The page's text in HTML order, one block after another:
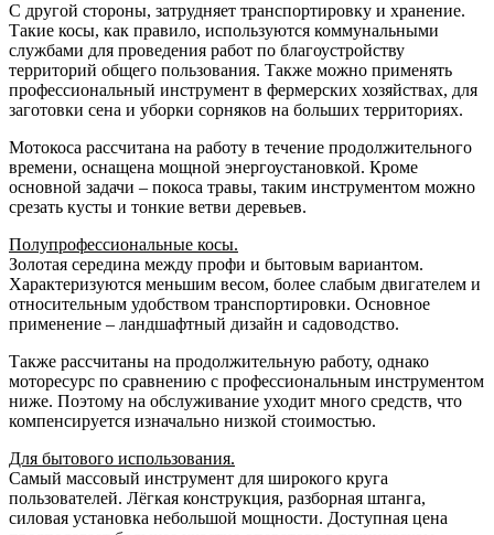
С другой стороны, затрудняет транспортировку и хранение.
Такие косы, как правило, используются коммунальными
службами для проведения работ по благоустройству
территорий общего пользования. Также можно применять
профессиональный инструмент в фермерских хозяйствах, для
заготовки сена и уборки сорняков на больших территориях.
Мотокоса рассчитана на работу в течение продолжительного
времени, оснащена мощной энергоустановкой. Кроме
основной задачи – покоса травы, таким инструментом можно
срезать кусты и тонкие ветви деревьев.
Полупрофессиональные косы.
Золотая середина между профи и бытовым вариантом.
Характеризуются меньшим весом, более слабым двигателем и
относительным удобством транспортировки. Основное
применение – ландшафтный дизайн и садоводство.
Также рассчитаны на продолжительную работу, однако
моторесурс по сравнению с профессиональным инструментом
ниже. Поэтому на обслуживание уходит много средств, что
компенсируется изначально низкой стоимостью.
Для бытового использования.
Самый массовый инструмент для широкого круга
пользователей. Лёгкая конструкция, разборная штанга,
силовая установка небольшой мощности. Доступная цена